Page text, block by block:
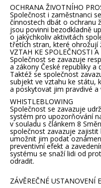
OCHRANA ŽIVOTNÍHO
Společnost i zaměstnanci
činnostech dbát o ochranu
jsou povinni bezodkladně
o jakýchkoliv aktivitách
třetích stran, které ohrožují
VZTAH KE SPOLEČNOSTI
Společnost se zavazuje
a zákony České republiky
Taktéž se společnost
subjekt ve vztahu ke státu,
a poskytovat jim pravdivé a
WHISTLEBLOWING
Společnost se zavazuje
systém pro upozorňování
v souladu s článkem 8
společnost zavazuje
umožnit jim podat
preventivní efekt a
systému se snaží lidi od
odradit.
ZÁVĚREČNÉ USTANOVENÍ